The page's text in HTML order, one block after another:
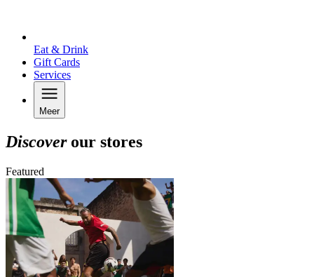
Eat & Drink
Gift Cards
Services
Meer
Discoverour stores
Featured